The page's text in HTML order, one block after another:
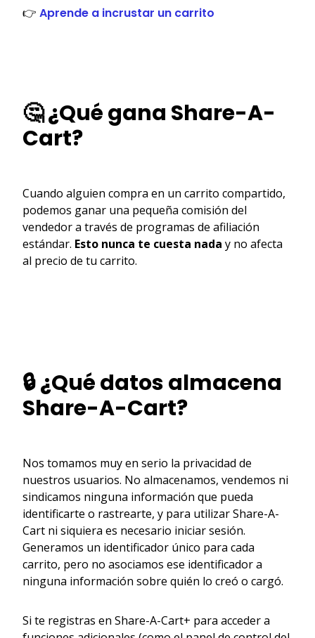
👉 Aprende a incrustar un carrito
🤔 ¿Qué gana Share-A-
Cart?
Cuando alguien compra en un carrito compartido,
podemos ganar una pequeña comisión del
vendedor a través de programas de afiliación
estándar. Esto nunca te cuesta nada y no afecta
al precio de tu carrito.
🔒 ¿Qué datos almacena
Share-A-Cart?
Nos tomamos muy en serio la privacidad de
nuestros usuarios. No almacenamos, vendemos ni
sindicamos ninguna información que pueda
identificarte o rastrearte, y para utilizar Share-A-
Cart ni siquiera es necesario iniciar sesión.
Generamos un identificador único para cada
carrito, pero no asociamos ese identificador a
ninguna información sobre quién lo creó o cargó.
Si te registras en Share-A-Cart+ para acceder a